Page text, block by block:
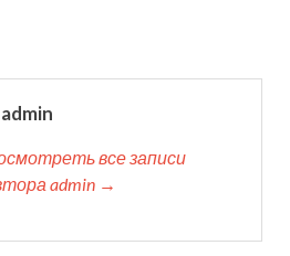
все записи
admin →